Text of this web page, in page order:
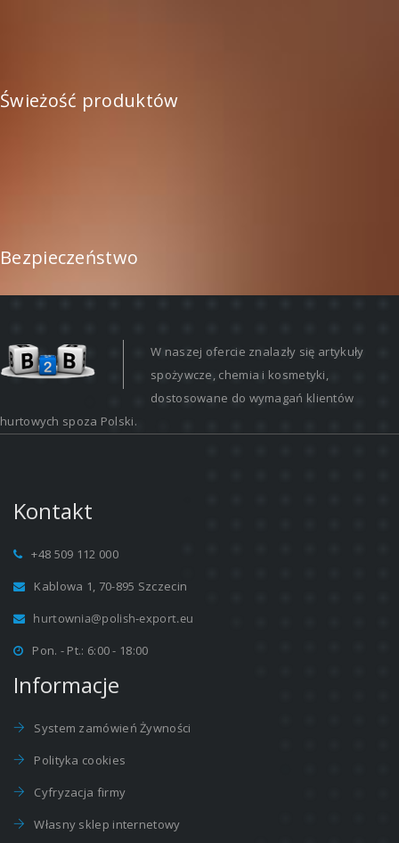
Świeżość produktów
Bezpieczeństwo
W naszej ofercie znalazły się artykuły
spożywcze, chemia i kosmetyki,
dostosowane do wymagań klientów
hurtowych spoza Polski.
Kontakt
+48 509 112 000
Kablowa 1, 70-895 Szczecin
Pon. - Pt.: 6:00 - 18:00
Informacje
System zamówień Żywności
Polityka cookies
Cyfryzacja firmy
Własny sklep internetowy